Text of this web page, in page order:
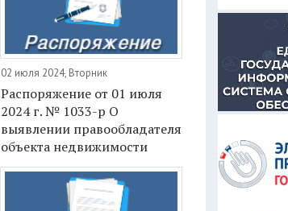
02 июля 2024, Вторник
Распоряжение от 01 июля
2024 г. № 1033-р О
выявлении правообладателя
объекта недвижимости